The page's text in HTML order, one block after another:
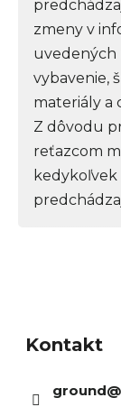
zmeny v
uvedených
vybavenie,
materiály a
Z dôvodu
reťazcom
Kontakt
ground@